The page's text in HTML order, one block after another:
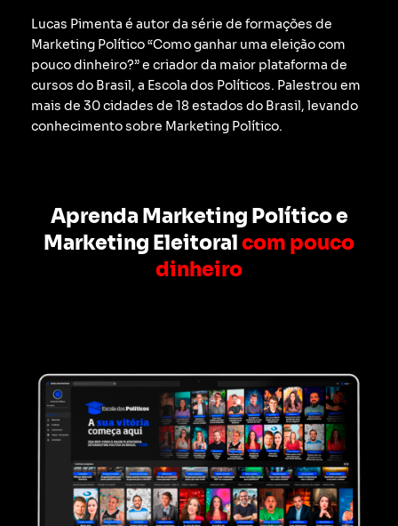
Lucas Pimenta é autor da série de formações de
Marketing Político “Como ganhar uma eleição com
pouco dinheiro?” e criador da maior plataforma de
cursos do Brasil, a Escola dos Políticos. Palestrou em
mais de 30 cidades de 18 estados do Brasil, levando
conhecimento sobre Marketing Político.
Aprenda Marketing Político e
Marketing Eleitoralcom pouco
dinheiro